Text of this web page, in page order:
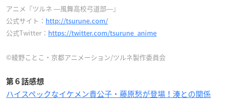
アニメ『ツルネ ―風舞高校弓道部―』
公式サイト： http://tsurune.com/
公式Twitter： https://twitter.com/tsurune_anime
©綾野ことこ・京都アニメーション/ツルネ製作委員会
第６話感想
ハイスペックなイケメン貴公子・藤原愁が登場！湊との関係